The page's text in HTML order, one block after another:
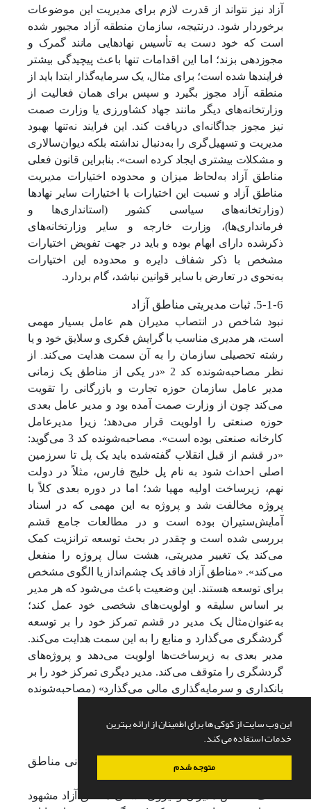
این وب سایت از کوکی ها برای اطمینان از ارائه بهترین
خدمات استفاده می کند.
متوجه شدم
آزاد نیز نتواند از قدرت لازم برای مدیریت این موضوعات
برخوردار شود. درنتیجه، سازمان منطقه آزاد مجبور شده
است که خود دست به تأسیس نهادهایی مانند گمرک و
مجوزدهی بزند؛ اما این اقدامات تنها باعث پیچیدگی بیشتر
فرایندها شده است؛ برای مثال، یک سرمایه‌گذار ابتدا باید از
منطقه آزاد مجوز بگیرد و سپس برای همان فعالیت از
وزارتخانه‌های دیگر مانند جهاد کشاورزی یا وزارت صمت
نیز مجوز جداگانه‌ای دریافت کند. این فرایند نه‌تنها بهبود
مدیریت و تسهیل‌گری را به‌دنبال نداشته بلکه دیوان‌سالاری
و مشکلات بیشتری ایجاد کرده است». بنابراین قانون فعلی
مناطق آزاد به‌لحاظ میزان و محدوده اختیارات مدیریت
مناطق آزاد و نسبت این اختیارات با اختیارات سایر نهادها
(وزارتخانه‌های سیاسی کشور (استانداری‌ها و
فرمانداری‌‎ها)، وزارت خارجه و سایر وزارتخانه‌های
ذکرشده دارای ابهام بوده و باید در جهت تفویض اختیارات
مشخص با ذکر شفاف دایره و محدوده این اختیارات
به‌نحوی در تعارض با سایر قوانین نباشد، گام بردارد.
5-1-6. ‌ثبات مدیریتی مناطق آزاد
نبود شاخص در انتصاب مدیران هم عامل بسیار مهمی
است، هر مدیری مناسب با گرایش فکری و سلایق خود و یا
رشته تحصیلی سازمان را به آن سمت هدایت می‌کند. از
نظر مصاحبه‌شونده کد 2 «در یکی از مناطق یک زمانی
مدیر عامل سازمان حوزه تجارت و بازرگانی را تقویت
می‌کند چون از وزارت صمت آمده بود و مدیر عامل بعدی
حوزه صنعتی را اولویت قرار می‌دهد؛ زیرا مدیرعامل
کارخانه صنعتی بوده است». مصاحبه‌شونده کد 3 می‌گوید:
«در قشم از قبل انقلاب گفته‌شده باید یک پل تا سرزمین
اصلی احداث شود به نام پل خلیج فارس، مثلاً در دولت
نهم، زیرساخت اولیه مهیا شد؛ اما در دوره بعدی کلاً با
پروژه مخالفت شد و پروژه به این مهمی که در اسناد
آمایش‌ستیران بوده است و در مطالعات جامع قشم
بررسی شده است و چقدر در بحث توسعه ترانزیت کمک
می‌کند یک تغییر مدیریتی، هشت سال پروژه را منفعل
می‌کند». «مناطق آزاد فاقد یک چشم‌انداز یا الگوی مشخص
برای توسعه هستند. این وضعیت باعث می‌شود که هر مدیر
بر اساس سلیقه و اولویت‌های شخصی خود عمل کند؛
به‌عنوان‌مثال یک مدیر در قشم تمرکز خود را بر توسعه
گردشگری می‌گذارد و منابع را به این سمت هدایت می‌کند.
مدیر بعدی به زیرساخت‌ها اولویت می‌دهد و پروژه‌های
گردشگری را متوقف می‌کند. مدیر دیگری تمرکز خود را بر
بانکداری و سرمایه‌گذاری مالی می‌گذارد» (مصاحبه‌شونده
مناطق
آزاد
ضعف تخصص مدیران و نیروی انسانی مناطق آزاد مشهود